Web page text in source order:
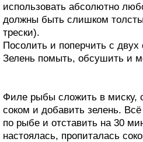
использовать абсолютно
должны быть слишком
трески).
Посолить и поперчить с двух
Зелень помыть, обсушить и
Филе рыбы сложить в миску,
соком и добавить зелень. Всё
по рыбе и отставить на 30
настоялась, пропиталась